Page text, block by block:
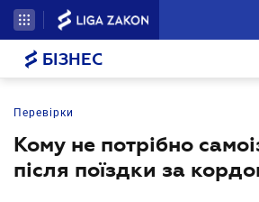
БІЗНЕС
Перевірки
Кому не потрібно
після поїздки за